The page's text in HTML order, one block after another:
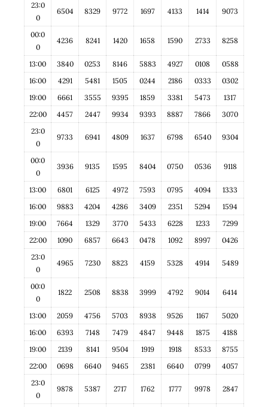
23:0
0
6504 8329 9772 1697 4133 1414 9073
00:0
0
4236 8241 1420 1658 1590 2733 8258
13:00 3840 0253 8146 5883 4927 0108
0588
16:00
4291 5481 1505 0244 2186 0333
0302
19:00
6661 3555 9395 1859 3381 5473
1317
22:00
4457 2447 9934 9393 8887 7866
3070
23:0
0
9733 6941 4809 1637 6798 6540 9304
00:0
0
3936 9135 1595 8404 0750 0536 9118
13:00 6801 6125 4972 7593 0795 4094
1333
16:00
9883 4204 4286 3409 2351 5294
1594
19:00
7664 1329 3770 5433 6228 1233
7299
22:00
1090 6857 6643 0478 1092 8997
0426
23:0
0
4965 7230 8823 4159 5328 4914 5489
00:0
0
1822 2508 8838 3999 4792 9014 6414
13:00 2059 4756 5703 8938 9526 1167
5020
16:00
6393 7148 7479 4847 9448 1875
4188
19:00
2139 8141 9504 1919 1918 8533
8755
22:00
0698 6640 9465 2381 6640 0799
4057
23:0
0
9878 5387 2717 1762 1777 9978 2847